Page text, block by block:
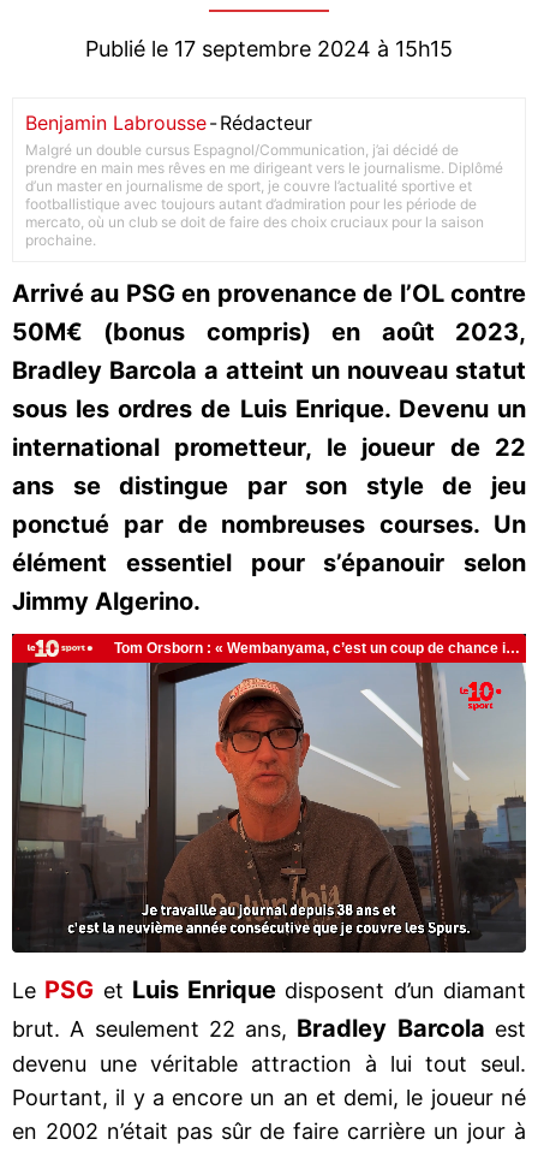
Publié le 17 septembre 2024 à 15h15
Benjamin Labrousse-Rédacteur
Malgré un double cursus Espagnol/Communication, j’ai décidé de
prendre en main mes rêves en me dirigeant vers le journalisme. Diplômé
d’un master en journalisme de sport, je couvre l’actualité sportive et
footballistique avec toujours autant d’admiration pour les période de
mercato, où un club se doit de faire des choix cruciaux pour la saison
prochaine.
Arrivé au PSG en provenance de l’OL contre
50M€ (bonus compris) en août 2023,
Bradley Barcola a atteint un nouveau statut
sous les ordres de Luis Enrique. Devenu un
international prometteur, le joueur de 22
ans se distingue par son style de jeu
ponctué par de nombreuses courses. Un
élément essentiel pour s’épanouir selon
Jimmy Algerino.
Le PSG et Luis Enrique disposent d’un diamant
brut. A seulement 22 ans, Bradley Barcola est
devenu une véritable attraction à lui tout seul.
Pourtant, il y a encore un an et demi, le joueur né
en 2002 n’était pas sûr de faire carrière un jour à